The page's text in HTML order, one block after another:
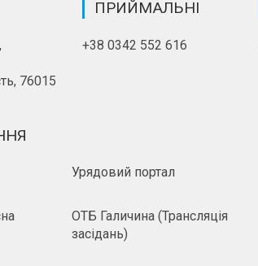
76015
ПРИЙМАЛЬНІ
+38 0342 552 616
Урядовий портал
ОТБ Галичина (Трансляція
засідань)